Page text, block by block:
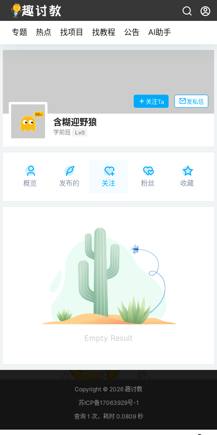
专题 热点 找项目 找教程 公告 AI助手
含糊迎野狼
学前班 Lv0
关注Ta 发私信
概览 发布的 关注 粉丝 收藏
Empty Result
Copyright © 2026 趣讨教
苏ICP备17063929号-1
查询 1 次，耗时 0.0809 秒